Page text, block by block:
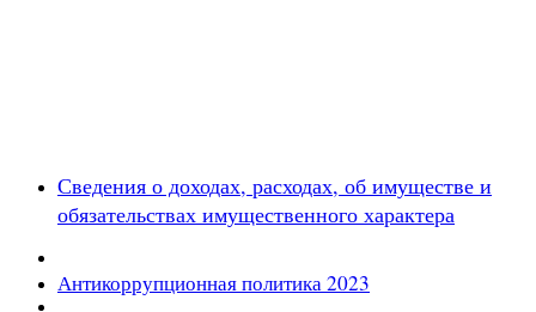
Сведения о доходах, расходах, об имуществе и
обязательствах имущественного характера
Антикоррупционная политика 2023